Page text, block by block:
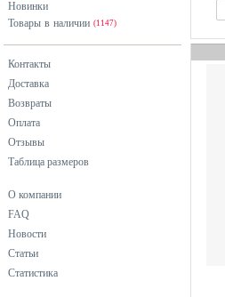
Новинки
Товары в наличии (1147)
Контакты
Доставка
Возвраты
Оплата
Отзывы
Таблица размеров
О компании
FAQ
Новости
Статьи
Статистика